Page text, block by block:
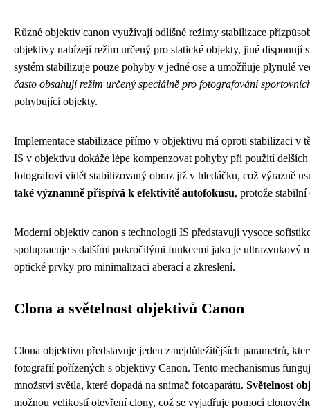
Různé objektiv canon využívají odlišné režimy stabilizace
objektivy nabízejí režim určený pro statické objekty, jiné disponují
systém stabilizuje pouze pohyby v jedné ose a umožňuje plynulé
často obsahují režim určený speciálně pro fotografování
pohybující objekty.
Implementace stabilizace přímo v objektivu má oproti stabilizaci v
IS v objektivu dokáže lépe kompenzovat pohyby při použití
fotografovi vidět stabilizovaný obraz již v hledáčku, což výrazně
také významně přispívá k efektivitě autofokusu, protože stabilní
Moderní objektiv canon s technologií IS představují vysoce
spolupracuje s dalšími pokročilými funkcemi jako je ultrazvukový
optické prvky pro minimalizaci aberací a zkreslení.
Clona a světelnost objektivů Canon
Clona objektivu představuje jeden z nejdůležitějších parametrů,
fotografií pořízených s objektivy Canon. Tento mechanismus
množství světla, které dopadá na snímač fotoaparátu. Světelnost
možnou velikostí otevření clony, což se vyjadřuje pomocí